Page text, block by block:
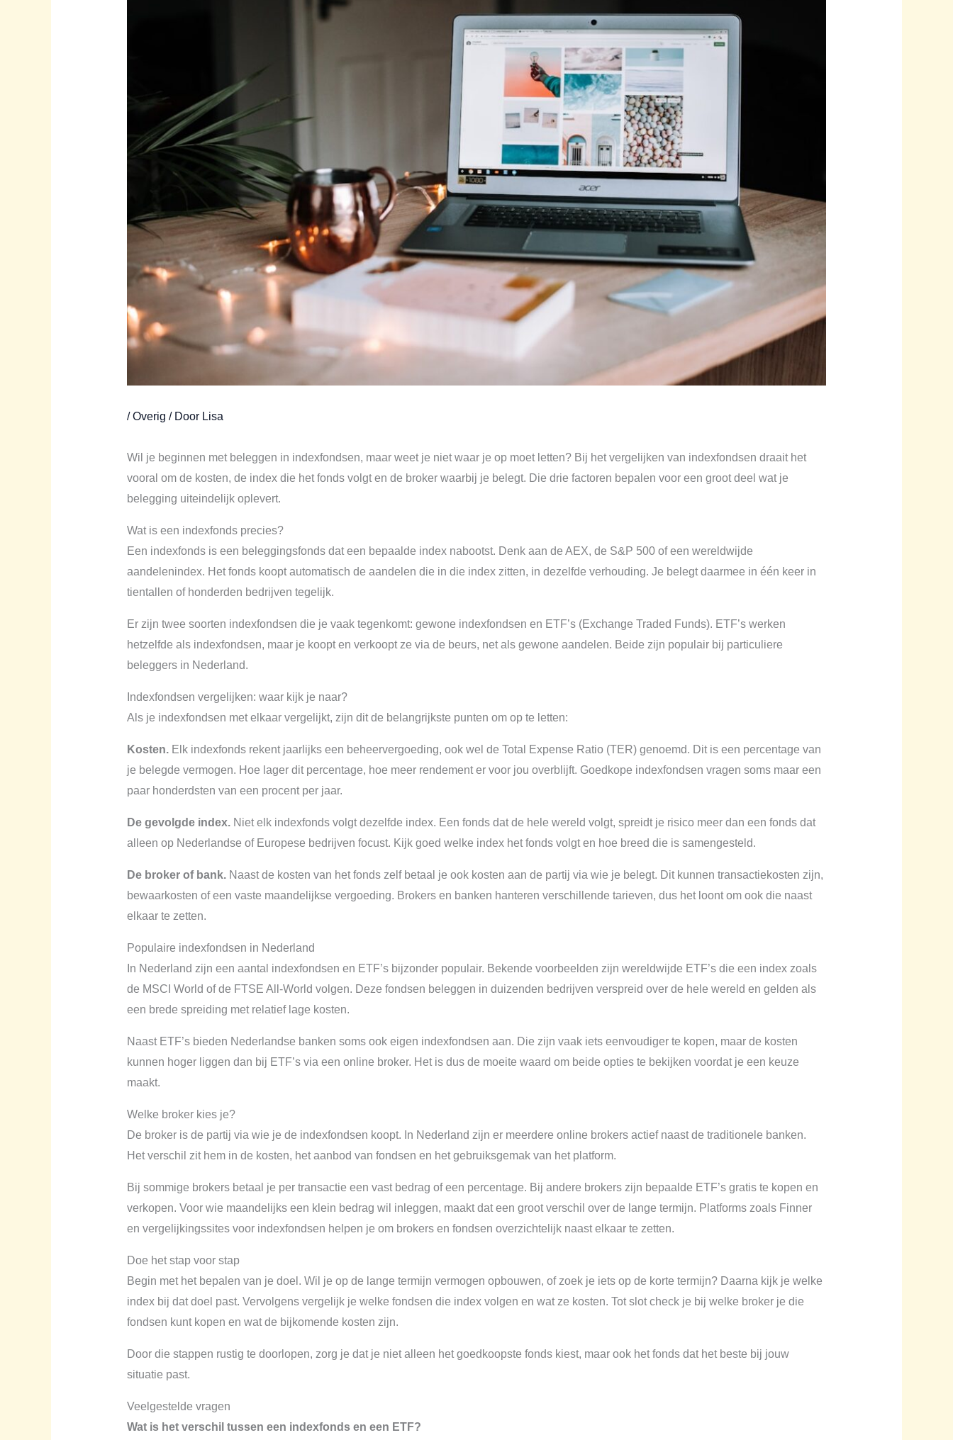
/Overig / Door Lisa
Wil je beginnen met beleggen in indexfondsen, maar weet je niet waar je op moet letten? Bij het vergelijken van indexfondsen draait het
vooral om de kosten, de index die het fonds volgt en de broker waarbij je belegt. Die drie factoren bepalen voor een groot deel wat je
belegging uiteindelijk oplevert.
Wat is een indexfonds precies?
Een indexfonds is een beleggingsfonds dat een bepaalde index nabootst. Denk aan de AEX, de S&P 500 of een wereldwijde
aandelenindex. Het fonds koopt automatisch de aandelen die in die index zitten, in dezelfde verhouding. Je belegt daarmee in één keer in
tientallen of honderden bedrijven tegelijk.
Er zijn twee soorten indexfondsen die je vaak tegenkomt: gewone indexfondsen en ETF’s (Exchange Traded Funds). ETF’s werken
hetzelfde als indexfondsen, maar je koopt en verkoopt ze via de beurs, net als gewone aandelen. Beide zijn populair bij particuliere
beleggers in Nederland.
Indexfondsen vergelijken: waar kijk je naar?
Als je indexfondsen met elkaar vergelijkt, zijn dit de belangrijkste punten om op te letten:
Kosten.Elk indexfonds rekent jaarlijks een beheervergoeding, ook wel de Total Expense Ratio (TER) genoemd. Dit is een percentage van
je belegde vermogen. Hoe lager dit percentage, hoe meer rendement er voor jou overblijft. Goedkope indexfondsen vragen soms maar een
paar honderdsten van een procent per jaar.
De gevolgde index.Niet elk indexfonds volgt dezelfde index. Een fonds dat de hele wereld volgt, spreidt je risico meer dan een fonds dat
alleen op Nederlandse of Europese bedrijven focust. Kijk goed welke index het fonds volgt en hoe breed die is samengesteld.
De broker of bank.Naast de kosten van het fonds zelf betaal je ook kosten aan de partij via wie je belegt. Dit kunnen transactiekosten zijn,
bewaarkosten of een vaste maandelijkse vergoeding. Brokers en banken hanteren verschillende tarieven, dus het loont om ook die naast
elkaar te zetten.
Populaire indexfondsen in Nederland
In Nederland zijn een aantal indexfondsen en ETF’s bijzonder populair. Bekende voorbeelden zijn wereldwijde ETF’s die een index zoals
de MSCI World of de FTSE All-World volgen. Deze fondsen beleggen in duizenden bedrijven verspreid over de hele wereld en gelden als
een brede spreiding met relatief lage kosten.
Naast ETF’s bieden Nederlandse banken soms ook eigen indexfondsen aan. Die zijn vaak iets eenvoudiger te kopen, maar de kosten
kunnen hoger liggen dan bij ETF’s via een online broker. Het is dus de moeite waard om beide opties te bekijken voordat je een keuze
maakt.
Welke broker kies je?
De broker is de partij via wie je de indexfondsen koopt. In Nederland zijn er meerdere online brokers actief naast de traditionele banken.
Het verschil zit hem in de kosten, het aanbod van fondsen en het gebruiksgemak van het platform.
Bij sommige brokers betaal je per transactie een vast bedrag of een percentage. Bij andere brokers zijn bepaalde ETF’s gratis te kopen en
verkopen. Voor wie maandelijks een klein bedrag wil inleggen, maakt dat een groot verschil over de lange termijn. Platforms zoals Finner
en vergelijkingssites voor indexfondsen helpen je om brokers en fondsen overzichtelijk naast elkaar te zetten.
Doe het stap voor stap
Begin met het bepalen van je doel. Wil je op de lange termijn vermogen opbouwen, of zoek je iets op de korte termijn? Daarna kijk je welke
index bij dat doel past. Vervolgens vergelijk je welke fondsen die index volgen en wat ze kosten. Tot slot check je bij welke broker je die
fondsen kunt kopen en wat de bijkomende kosten zijn.
Door die stappen rustig te doorlopen, zorg je dat je niet alleen het goedkoopste fonds kiest, maar ook het fonds dat het beste bij jouw
situatie past.
Veelgestelde vragen
Wat is het verschil tussen een indexfonds en een ETF?